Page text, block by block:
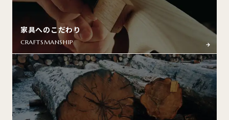
家具へのこだわり
CRAFTSMANSHIP